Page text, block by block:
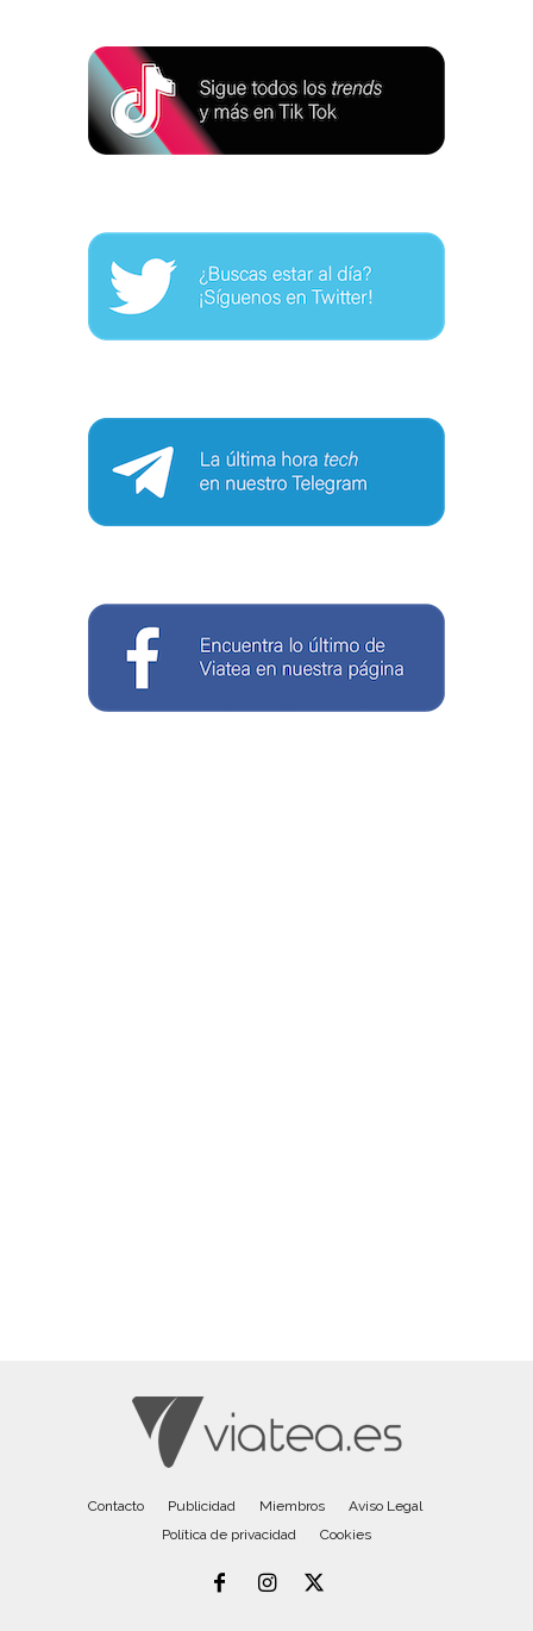
Contacto Publicidad Miembros
Aviso Legal
Política de privacidad
Cookies